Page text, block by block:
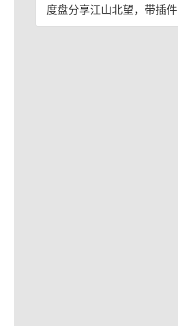
度盘分享江山北望，带插件